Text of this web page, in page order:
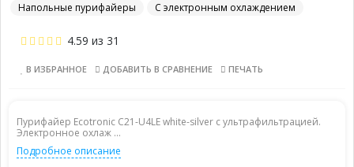
Напольные пурифайеры С электронным охлаждением
4.59 из 31
В ИЗБРАННОЕ ДОБАВИТЬ В СРАВНЕНИЕ ПЕЧАТЬ
Пурифайер Ecotronic C21-U4LE white-silver с ультрафильтрацией.
Электронное охлаж ...
Подробное описание